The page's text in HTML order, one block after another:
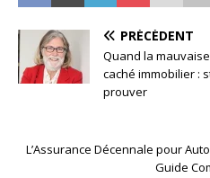
PRÉCÉDENT
Quand la
caché immobilier :
prouver
L’Assurance Décennale pour
Guide